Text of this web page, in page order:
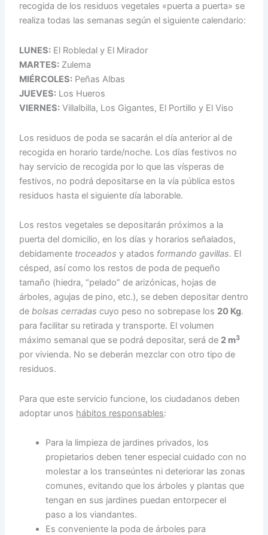
recogida de los residuos vegetales «puerta a puerta» se
realiza todas las semanas según el siguiente calendario:
LUNES: El Robledal y El Mirador
MARTES: Zulema
MIÉRCOLES: Peñas Albas
JUEVES: Los Hueros
VIERNES: Villalbilla, Los Gigantes, El Portillo y El Viso
Los residuos de poda se sacarán el día anterior al de
recogida en horario tarde/noche. Los días festivos no
hay servicio de recogida por lo que las vísperas de
festivos, no podrá depositarse en la vía pública estos
residuos hasta el siguiente día laborable.
Los restos vegetales se depositarán próximos a la
puerta del domicilio, en los días y horarios señalados,
debidamente troceados y atados formando gavillas. El
césped, así como los restos de poda de pequeño
tamaño (hiedra, “pelado” de arizónicas, hojas de
árboles, agujas de pino, etc.), se deben depositar dentro
debolsas cerradas cuyo peso no sobrepase los 20 Kg.
para facilitar su retirada y transporte. El volumen
máximo semanal que se podrá depositar, será de 2 m3
por vivienda. No se deberán mezclar con otro tipo de
residuos.
Para que este servicio funcione, los ciudadanos deben
adoptar unos hábitos responsables:
Para la limpieza de jardines privados, los
propietarios deben tener especial cuidado con no
molestar a los transeúntes ni deteriorar las zonas
comunes, evitando que los árboles y plantas que
tengan en sus jardines puedan entorpecer el
paso a los viandantes.
Es conveniente la poda de árboles para